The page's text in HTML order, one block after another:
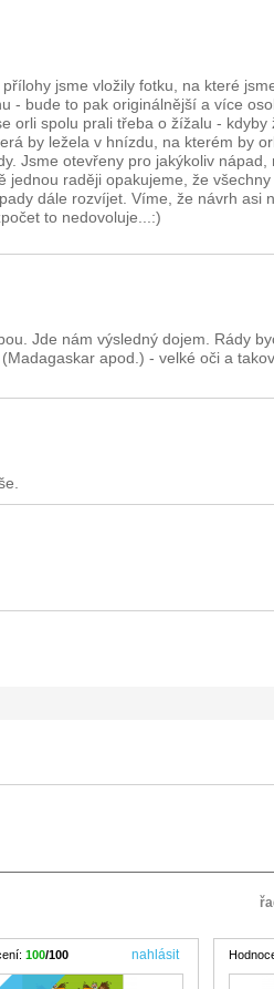
jsme vložily fotku, na které
- bude to pak originálnější a více
orli spolu prali třeba o žížalu - kdyby
by ležela v hnízdu, na kterém by
Jsme otevřeny pro jakýkoliv nápad,
raději opakujeme, že
dále rozvíjet. Víme, že návrh asi
to nedovoluje...:)
Jde nám výsledný dojem. Rády
apod.) - velké oči a
100/100 nahlásit